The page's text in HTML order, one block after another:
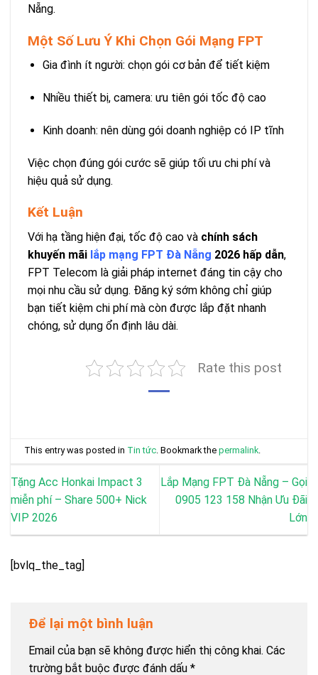
Nẵng.
Một Số Lưu Ý Khi Chọn Gói Mạng FPT
Gia đình ít người: chọn gói cơ bản để tiết kiệm
Nhiều thiết bị, camera: ưu tiên gói tốc độ cao
Kinh doanh: nên dùng gói doanh nghiệp có IP tĩnh
Việc chọn đúng gói cước sẽ giúp tối ưu chi phí và
hiệu quả sử dụng.
Kết Luận
Với hạ tầng hiện đại, tốc độ cao và chính sách
khuyến mãi lắp mạng FPT Đà Nẵng 2026 hấp dẫn,
FPT Telecom là giải pháp internet đáng tin cậy cho
mọi nhu cầu sử dụng. Đăng ký sớm không chỉ giúp
bạn tiết kiệm chi phí mà còn được lắp đặt nhanh
chóng, sử dụng ổn định lâu dài.
Rate this post
This entry was posted in Tin tức. Bookmark thepermalink.
Tặng Acc Honkai Impact 3
miễn phí – Share 500+ Nick
VIP 2026
Lắp Mạng FPT Đà Nẵng – Gọi
0905 123 158 Nhận Ưu Đãi
Lớn
[bvlq_the_tag]
Để lại một bình luận
Email của bạn sẽ không được hiển thị công khai. Các
trường bắt buộc được đánh dấu *